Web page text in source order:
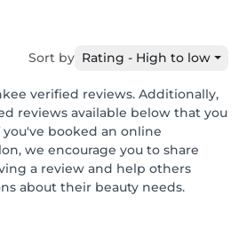
Sort by Rating - High to low
verified reviews. Additionally,
reviews available below that you
booked an online
we encourage you to share
a review and help others
about their beauty needs.